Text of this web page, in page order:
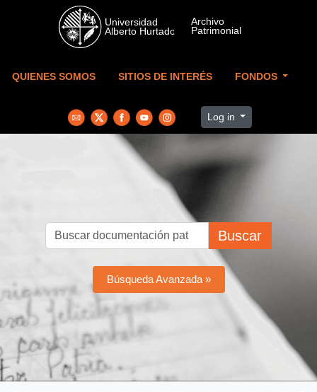
Skip to main content
QUIENES SOMOS SITIOS DE INTERÉS FONDOS
Log in
Buscar
Búsqueda Avanzada »